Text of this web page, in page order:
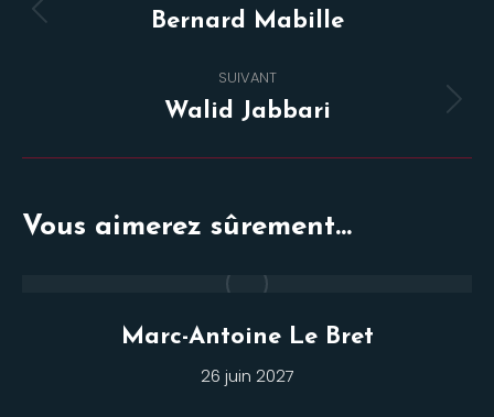
Onglet
Bernard Mabille
SUIVANT
Projets
Walid Jabbari
Vous aimerez sûrement...
Marc-Antoine Le Bret
26 juin 2027